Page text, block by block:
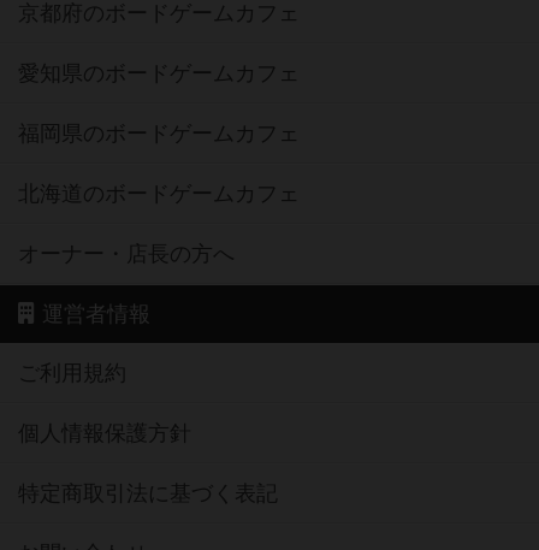
京都府のボードゲームカフェ
愛知県のボードゲームカフェ
福岡県のボードゲームカフェ
北海道のボードゲームカフェ
オーナー・店長の方へ
運営者情報
ご利用規約
個人情報保護方針
特定商取引法に基づく表記